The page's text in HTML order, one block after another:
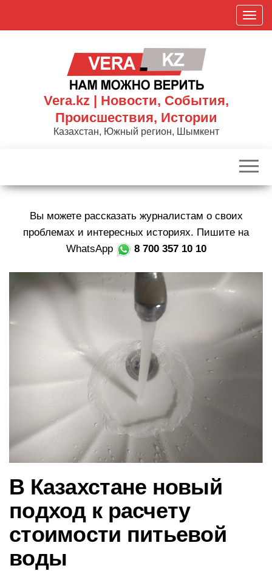
П
о
к
р
а
ц
Vera.kz | Новости, События,
Происшествия, Истории
Казахстан, Южный регион, Шымкент
Вы можете рассказать журналистам о своих
проблемах и интересных историях. Пишите на
WhatsApp
8 700 357 10 10
В Казахстане новый
подход к расчету
стоимости питьевой
воды